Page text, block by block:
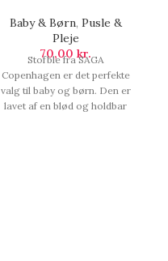
Baby & Børn, Pusle &
Pleje
70,00 kr.
Stofble fra SAGA
Copenhagen er det perfekte
valg til baby og børn. Den er
lavet af en blød og holdbar